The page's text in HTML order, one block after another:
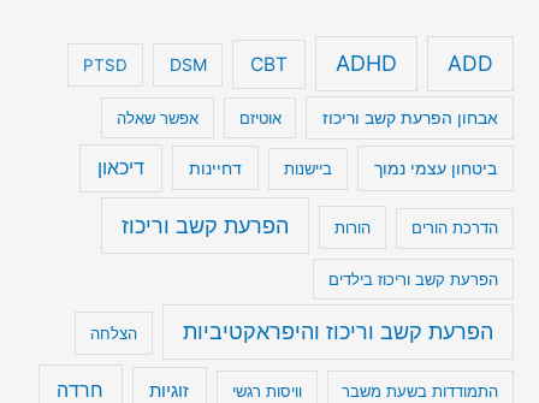
ADD
ADHD
CBT
DSM
PTSD
אבחון הפרעת קשב וריכוז אוטיזם אפשר שאלה
ביטחון עצמי נמוך ביישנות דחיינות דיכאון
הדרכת הורים הורות הפרעת קשב וריכוז
הפרעת קשב וריכוז בילדים
הפרעת קשב וריכוז והיפראקטיביות הצלחה
התמודדות בשעת משבר וויסות רגשי זוגיות חרדה